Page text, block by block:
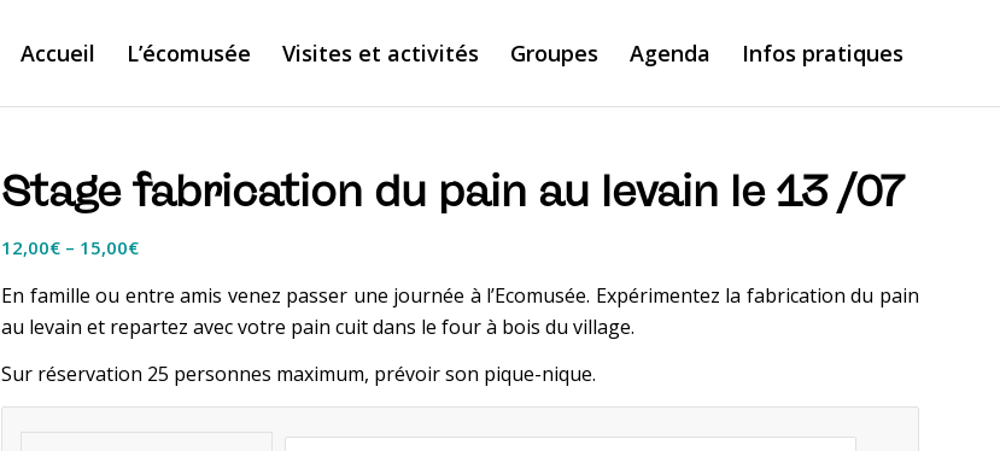
Accueil L’écomusée Visites et activités Groupes Agenda Infos pratiques
Stage fabrication du pain au levain le 13 /07
12,00€ – 15,00€
En famille ou entre amis venez passer une journée à l’Ecomusée. Expérimentez la fabrication du pain
au levain et repartez avec votre pain cuit dans le four à bois du village.
Sur réservation 25 personnes maximum, prévoir son pique-nique.